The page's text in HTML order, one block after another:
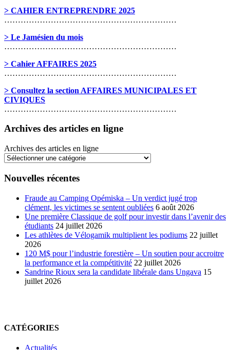
> CAHIER ENTREPRENDRE 2025
………………………………………………………
> Le Jamésien du mois
………………………………………………………
> Cahier AFFAIRES 2025
………………………………………………………
> Consultez la section AFFAIRES MUNICIPALES ET
CIVIQUES
………………………………………………………
Archives des articles en ligne
Archives des articles en ligne
Nouvelles récentes
Fraude au Camping Opémiska – Un verdict jugé trop
clément, les victimes se sentent oubliées 6 août 2026
Une première Classique de golf pour investir dans l’avenir des
étudiants 24 juillet 2026
Les athlètes de Vélogamik multiplient les podiums 22 juillet
2026
120 M$ pour l’industrie forestière – Un soutien pour accroitre
la performance et la compétitivité 22 juillet 2026
Sandrine Rioux sera la candidate libérale dans Ungava 15
juillet 2026
CATÉGORIES
Actualités